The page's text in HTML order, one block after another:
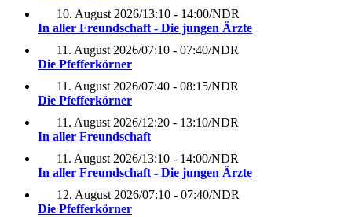
10. August 2026/13:10 - 14:00/NDR
In aller Freundschaft - Die jungen Ärzte
11. August 2026/07:10 - 07:40/NDR
Die Pfefferkörner
11. August 2026/07:40 - 08:15/NDR
Die Pfefferkörner
11. August 2026/12:20 - 13:10/NDR
In aller Freundschaft
11. August 2026/13:10 - 14:00/NDR
In aller Freundschaft - Die jungen Ärzte
12. August 2026/07:10 - 07:40/NDR
Die Pfefferkörner